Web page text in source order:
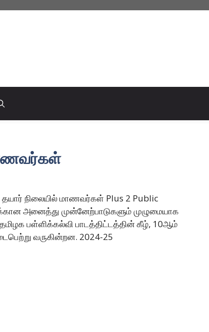
நிலையில் மாணவர்கள் Plus 2 Public
அனைத்து முன்னேற்பாடுகளும் முழுமையாக
பள்ளிக்கல்வி பாடத்திட்டத்தின் கீழ், 10ஆம்
வருகின்றன. 2024-25